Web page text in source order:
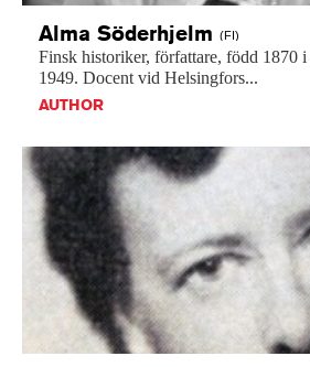
Alma Söderhjelm (FI)
Finsk historiker, författare, född 1870 i
1949. Docent vid Helsingfors...
AUTHOR